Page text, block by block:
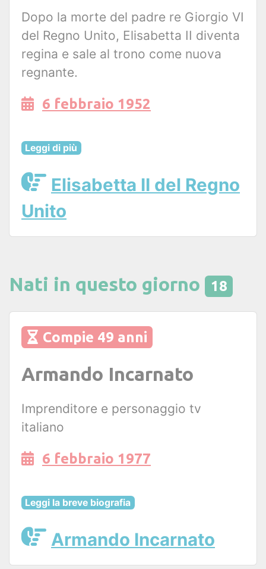
Dopo la morte del padre re Giorgio VI
del Regno Unito, Elisabetta II diventa
regina e sale al trono come nuova
regnante.
6 febbraio 1952
Leggi di più
Elisabetta II del Regno
Unito
Nati in questo giorno 18
Compie 49 anni
Armando Incarnato
Imprenditore e personaggio tv
italiano
6 febbraio 1977
Leggi la breve biografia
Armando Incarnato